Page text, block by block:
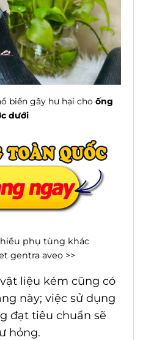
biến gây hư hại cho ống
dưới
phụ tùng khác
gentra aveo >>
liệu kém cũng có
này; việc sử dụng
đạt tiêu chuẩn sẽ
hỏng.